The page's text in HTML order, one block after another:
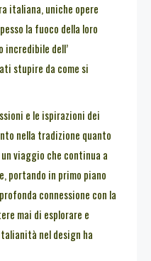
italiana, uniche opere
la fuoco della loro
incredibile dell’
stupire da come si
e le ispirazioni dei
nella tradizione quanto
viaggio che continua a
portando in primo piano
connessione con la
mai di esplorare e
nel design ha